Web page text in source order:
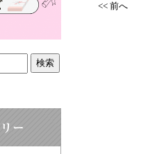
<< 前へ